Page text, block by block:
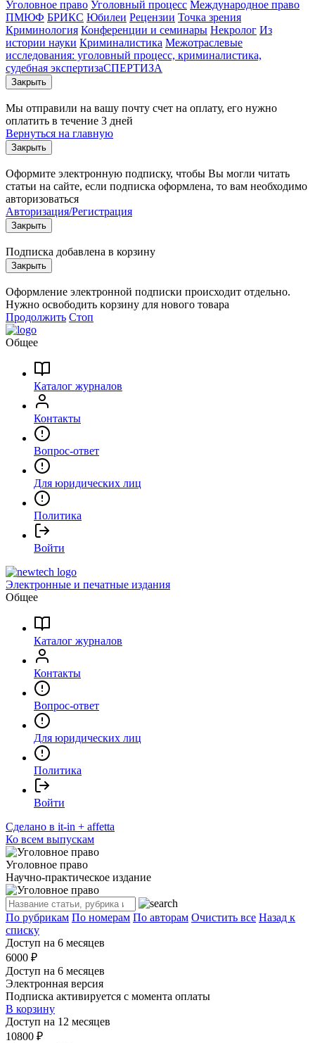
Уголовное право Уголовный процесс Международное право
ПМЮФ БРИКС Юбилеи Рецензии Точка зрения
Криминология Конференции и семинары Некролог Из
истории науки Криминалистика Межотраслевые
исследования: уголовный процесс, криминалистика,
судебная экспертизаСПЕРТИЗА
Закрыть
Мы отправили на вашу почту счет на оплату, его нужно
оплатить в течение 3 дней
Вернуться на главную
Закрыть
Оформите электронную подписку, чтобы Вы могли читать
статьи на сайте, если подписка оформлена, то вам необходимо
авторизоваться
Авторизация/Регистрация
Закрыть
Подписка добавлена в корзину
Закрыть
Оформление электронной подписки происходит отдельно.
Нужно освободить ĸорзину для нового товара
Продолжить Стоп
Общее
Каталог журналов
Контакты
Вопрос-ответ
Для юридических лиц
Политика
Войти
Электронные и печатные издания
Общее
Каталог журналов
Контакты
Вопрос-ответ
Для юридических лиц
Политика
Войти
Сделано в it-in + affetta
Ко всем выпускам
Уголовное право
Научно-практическое издание
По рубрикам По номерам По авторам Очистить все Назад к
списку
Доступ на 6 месяцев
6000 ₽
Доступ на 6 месяцев
Электронная версия
Подписка активируется с момента оплаты
В корзину
Доступ на 12 месяцев
10800 ₽